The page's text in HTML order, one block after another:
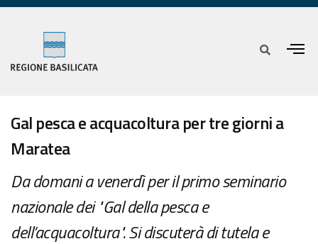
Gal pesca e acquacoltura per tre giorni a
Maratea
Da domani a venerdì per il primo seminario
nazionale dei "Gal della pesca e
dell’acquacoltura". Si discuterà di tutela e